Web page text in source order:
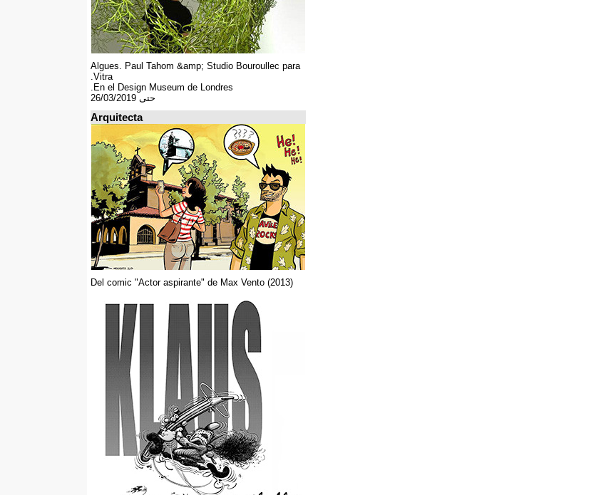
Algues. Paul Tahom &amp; Studio Bouroullec para
Vitra.
En el Design Museum de Londres.
حتى 26/03/2019
Arquitecta
Del comic "Actor aspirante" de Max Vento (2013)